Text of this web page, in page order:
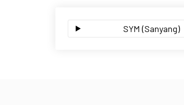
SYM (Sanyang)